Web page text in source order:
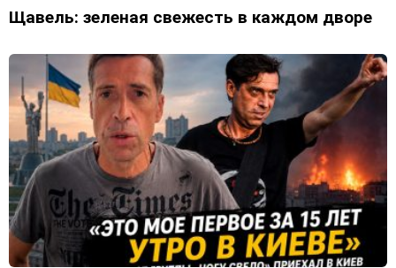
Щавель: зеленая свежесть в каждом дворе